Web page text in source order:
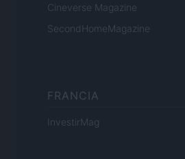
Cineverse Magazine
SecondHomeMagazine
FRANCIA
InvestirMag